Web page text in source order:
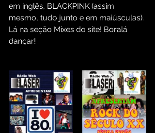
em inglês, BLACKPINK (assim
mesmo, tudo junto e em maiúsculas).
Lá na seção Mixes do site! Boralá
dançar!